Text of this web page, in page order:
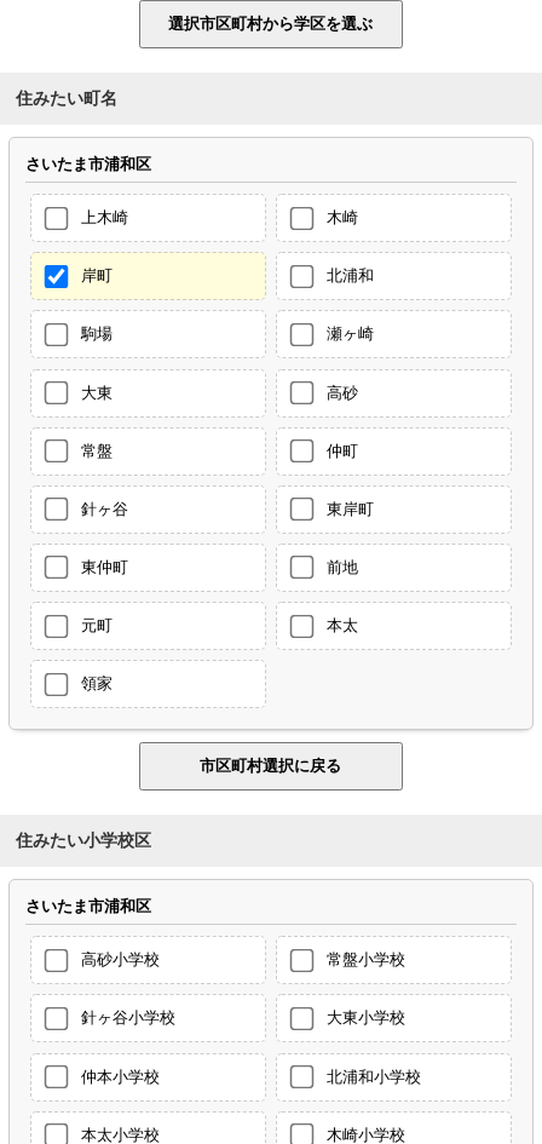
住みたい町名
さいたま市浦和区
上木崎 木崎
岸町 北浦和
駒場 瀬ヶ崎
大東 高砂
常盤 仲町
針ヶ谷 東岸町
東仲町 前地
元町 本太
領家
住みたい小学校区
さいたま市浦和区
高砂小学校 常盤小学校
針ヶ谷小学校 大東小学校
仲本小学校 北浦和小学校
本太小学校 木崎小学校